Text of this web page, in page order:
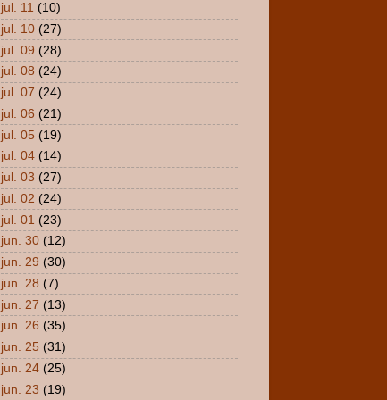
jul. 11 (10)
jul. 10 (27)
jul. 09 (28)
jul. 08 (24)
jul. 07 (24)
jul. 06 (21)
jul. 05 (19)
jul. 04 (14)
jul. 03 (27)
jul. 02 (24)
jul. 01 (23)
jun. 30 (12)
jun. 29 (30)
jun. 28 (7)
jun. 27 (13)
jun. 26 (35)
jun. 25 (31)
jun. 24 (25)
jun. 23 (19)